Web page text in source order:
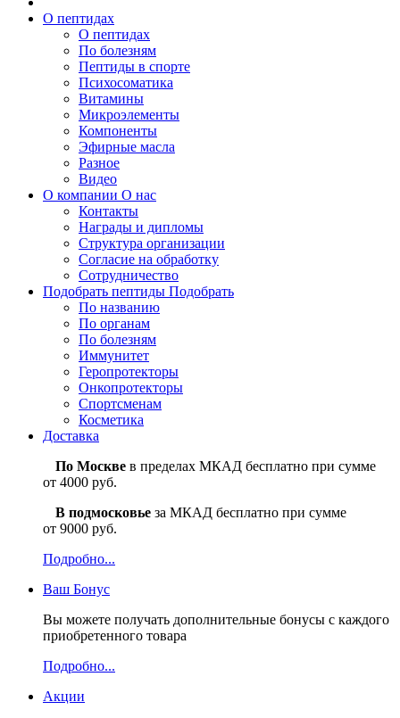
О пептидах
О пептидах
По болезням
Пептиды в спорте
Психосоматика
Витамины
Микроэлементы
Компоненты
Эфирные масла
Разное
Видео
О компании О нас
Контакты
Награды и дипломы
Структура организации
Согласие на обработку
Сотрудничество
Подобрать пептиды Подобрать
По названию
По органам
По болезням
Иммунитет
Геропротекторы
Онкопротекторы
Спортсменам
Косметика
Доставка
По Москве в пределах МКАД бесплатно при сумме
от 4000 руб.
В подмосковье за МКАД бесплатно при сумме
от 9000 руб.
Подробно...
Ваш Бонус
Вы можете получать дополнительные бонусы с каждого
приобретенного товара
Подробно...
Акции